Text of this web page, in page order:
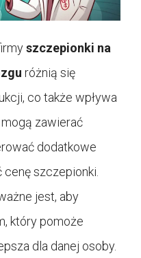
szczepionki na
różnią się
co także wpływa
zawierać
dodatkowe
szczepionki.
jest, aby
który pomoże
dla danej osoby.